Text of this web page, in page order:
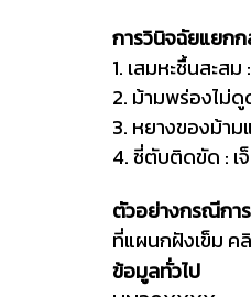
การวินิจฉัยแยก
1. เสมหะชื้นสะส
2. ม้ามพร่องไม่
3. หยางของม้าม
4. ชี่ตับติดขัด : เ
ตัวอย่างกรณีกา
ที่แผนกฝังเข็ม ค
ข้อมูลทั่วไป